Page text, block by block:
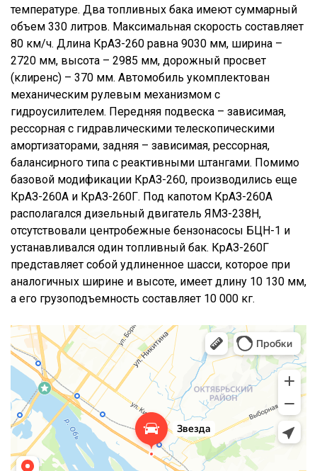
температуре. Два топливных бака имеют суммарный
объем 330 литров. Максимальная скорость составляет
80 км/ч. Длина КрАЗ-260 равна 9030 мм, ширина –
2720 мм, высота – 2985 мм, дорожный просвет
(клиренс) – 370 мм. Автомобиль укомплектован
механическим рулевым механизмом с
гидроусилителем. Передняя подвеска – зависимая,
рессорная с гидравлическими телескопическими
амортизаторами, задняя – зависимая, рессорная,
балансирного типа с реактивными штангами. Помимо
базовой модификации КрАЗ-260, производились еще
КрАЗ-260А и КрАЗ-260Г. Под капотом КрАЗ-260А
располагался дизельный двигатель ЯМЗ-238Н,
отсутствовали центробежные бензонасосы БЦН-1 и
устанавливался один топливный бак. КрАЗ-260Г
представляет собой удлиненное шасси, которое при
аналогичных ширине и высоте, имеет длину 10 130 мм,
а его грузоподъемность составляет 10 000 кг.